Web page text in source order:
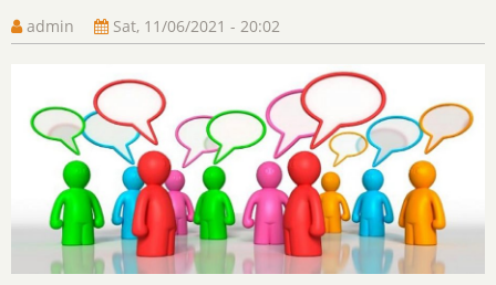
admin Sat, 11/06/2021 - 20:02